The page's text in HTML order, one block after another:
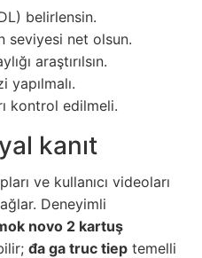
belirlensin.
seviyesi net olsun.
araştırılsın.
kontrol edilmeli.
kanıt
ve kullanıcı videoları
Deneyimli
novo 2 kartuş
đa ga truc tiep temelli